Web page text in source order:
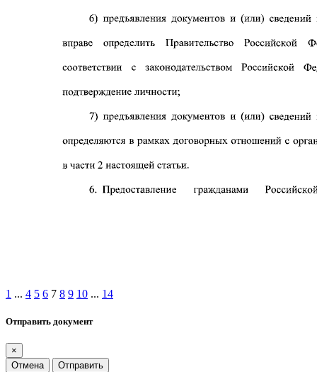
1 ... 4 5 6 7 8 9 10 ... 14
Отправить документ
×
Отмена
Отправить